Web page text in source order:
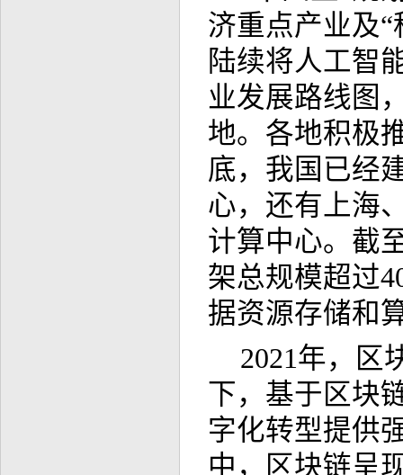
济重点产业及
陆续将人工智
业发展路线图
地。各地积极
底，我国已经
心，还有上海
计算中心。截
架总规模超过
据资源存储和
2021年，区
下，基于区块
字化转型提供
中，区块链呈